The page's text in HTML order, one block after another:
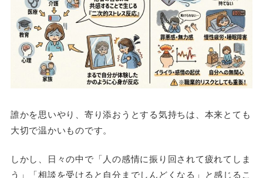
誰かを思いやり、寄り添おうとする気持ちは、本来とても
大切で温かいものです。
しかし、日々の中で「人の感情に振り回されて疲れてしま
う」「相談を受けると自分までしんどくなる」と感じるこ